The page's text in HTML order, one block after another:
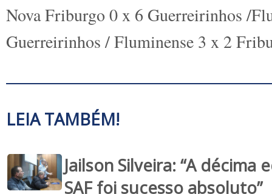
Nova Friburgo 0 x 6 Guerreirinhos /
Guerreirinhos / Fluminense 3 x 2
LEIA TAMBÉM!
Jailson Silveira: “A décima
SAF foi sucesso absoluto”